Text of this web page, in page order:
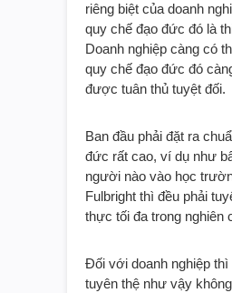
riêng biệt của doanh
quy chế đạo đức đó là
Doanh nghiệp càng có
quy chế đạo đức đó
được tuân thủ tuyệt đối.
Ban đầu phải đặt ra
đức rất cao, ví dụ như
người nào vào học
Fulbright thì đều phải
thực tối đa trong nghiên
Đối với doanh nghiệp thì
tuyên thệ như vậy